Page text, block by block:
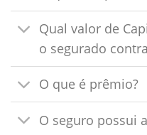
Qual valor de
o segurado
O que é prêmio?
O seguro possui